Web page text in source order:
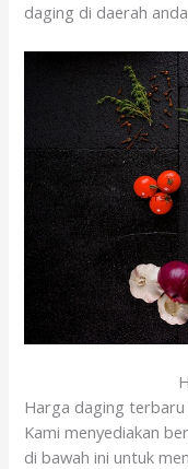
daging di daerah
Harga daging
Kami menyediakan
di bawah ini untuk